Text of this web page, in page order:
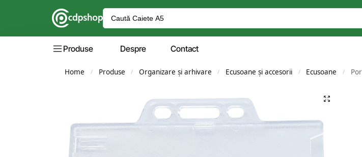
Produse Despre Contact
Home / Produse / Organizare și arhivare / Ecusoane și accesorii / Ecusoane /